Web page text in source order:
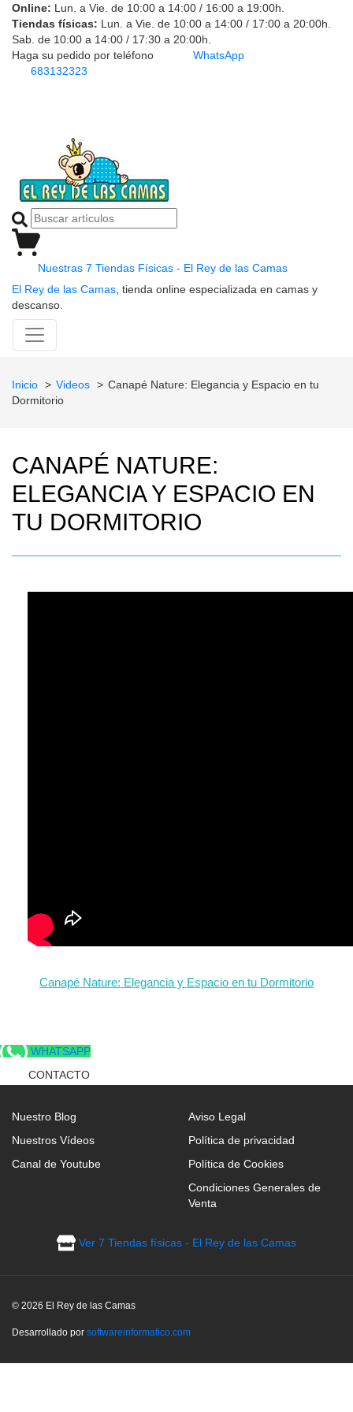
Online: Lun. a Vie. de 10:00 a 14:00 / 16:00 a 19:00h.
Tiendas físicas: Lun. a Vie. de 10:00 a 14:00 / 17:00 a 20:00h.
Sab. de 10:00 a 14:00 / 17:30 a 20:00h.
Haga su pedido por teléfono
683132323
WhatsApp
Nuestras 7 Tiendas Físicas - El Rey de las Camas
El Rey de las Camas , tienda online especializada en camas y
descanso.
Inicio Videos
Canapé Nature: Elegancia y Espacio en tu
Dormitorio
CANAPÉ NATURE:
ELEGANCIA Y ESPACIO EN
TU DORMITORIO
Canapé Nature: Elegancia y Espacio en tu Dormitorio
WHATSAPP
CONTACTO
Nuestro Blog
Nuestros Vídeos
Canal de Youtube
Aviso Legal
Política de privacidad
Política de Cookies
Condiciones Generales de
Venta
Ver 7 Tiendas físicas - El Rey de las Camas
© 2026 El Rey de las Camas
Desarrollado por softwareinformatico.com